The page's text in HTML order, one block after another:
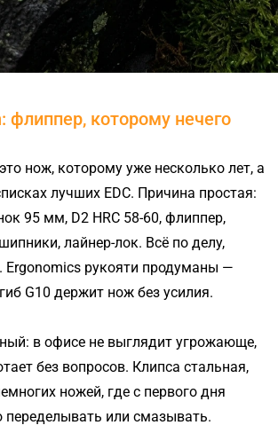
флиппер, которому нечего
нож, которому уже несколько лет, а
лучших EDC. Причина простая:
95 мм, D2 HRC 58-60, флиппер,
лайнер-лок. Всё по делу,
Ergonomics рукояти продуманы —
G10 держит нож без усилия.
в офисе не выглядит угрожающе,
без вопросов. Клипса стальная,
ножей, где с первого дня
переделывать или смазывать.